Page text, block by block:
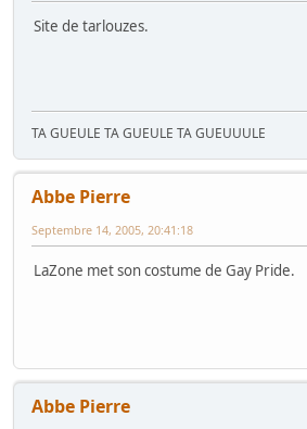
Site de tarlouzes.
TA GUEULE TA GUEULE TA GUEUUULE
Abbe Pierre
Septembre 14, 2005, 20:41:18
LaZone met son costume de Gay Pride.
Abbe Pierre